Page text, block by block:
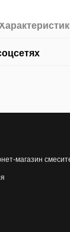
магазин